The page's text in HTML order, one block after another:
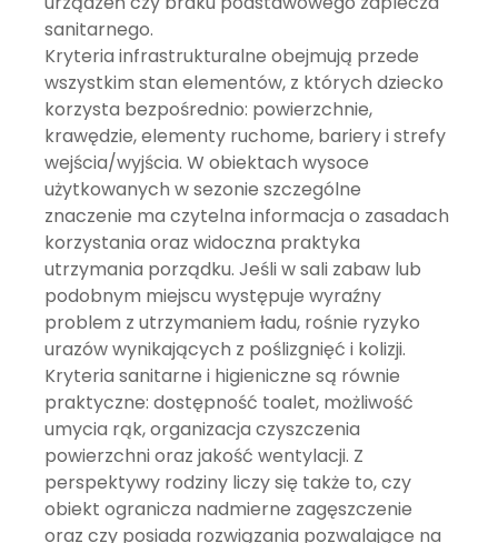
sanitarnego.
Kryteria infrastrukturalne obejmują przede
wszystkim stan elementów, z których dziecko
korzysta bezpośrednio: powierzchnie,
krawędzie, elementy ruchome, bariery i strefy
wejścia/wyjścia. W obiektach wysoce
użytkowanych w sezonie szczególne
znaczenie ma czytelna informacja o zasadach
korzystania oraz widoczna praktyka
utrzymania porządku. Jeśli w sali zabaw lub
podobnym miejscu występuje wyraźny
problem z utrzymaniem ładu, rośnie ryzyko
urazów wynikających z poślizgnięć i kolizji.
Kryteria sanitarne i higieniczne są równie
praktyczne: dostępność toalet, możliwość
umycia rąk, organizacja czyszczenia
powierzchni oraz jakość wentylacji. Z
perspektywy rodziny liczy się także to, czy
obiekt ogranicza nadmierne zagęszczenie
oraz czy posiada rozwiązania pozwalające na